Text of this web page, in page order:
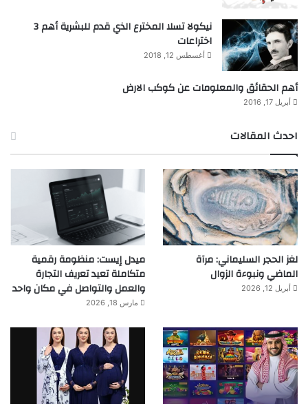
نيكولا تسلا المخترع الذي قدم للبشرية أهم 3
اختراعات
أغسطس 12, 2018
أهم الحقائق والمعلومات عن كوكب الارض
أبريل 17, 2016
احدث المقالات
لغز الحجر السليماني: مرآة
الماضي ونبوءة الزوال
أبريل 12, 2026
ميدل إيست: منظومة رقمية
متكاملة تعيد تعريف التجارة
والعمل والتواصل في مكان واحد
مارس 18, 2026